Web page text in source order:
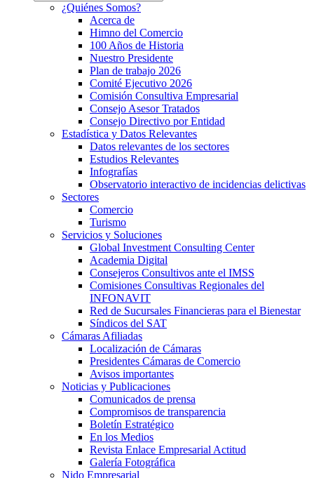
¿Quiénes Somos?
Acerca de
Himno del Comercio
100 Años de Historia
Nuestro Presidente
Plan de trabajo 2026
Comité Ejecutivo 2026
Comisión Consultiva Empresarial
Consejo Asesor Tratados
Consejo Directivo por Entidad
Estadística y Datos Relevantes
Datos relevantes de los sectores
Estudios Relevantes
Infografías
Observatorio interactivo de incidencias delictivas
Sectores
Comercio
Turismo
Servicios y Soluciones
Global Investment Consulting Center
Academia Digital
Consejeros Consultivos ante el IMSS
Comisiones Consultivas Regionales del
INFONAVIT
Red de Sucursales Financieras para el Bienestar
Síndicos del SAT
Cámaras Afiliadas
Localización de Cámaras
Presidentes Cámaras de Comercio
Avisos importantes
Noticias y Publicaciones
Comunicados de prensa
Compromisos de transparencia
Boletín Estratégico
En los Medios
Revista Enlace Empresarial Actitud
Galería Fotográfica
Nido Empresarial